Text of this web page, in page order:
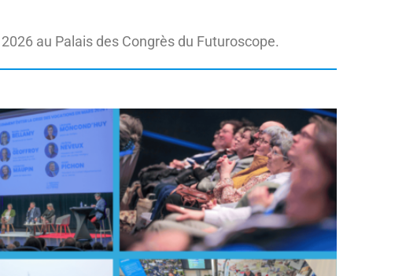
au Palais des Congrès du Futuroscope.